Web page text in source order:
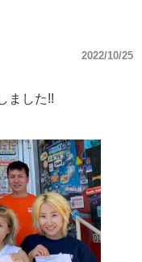
2022/10/25
ました!!